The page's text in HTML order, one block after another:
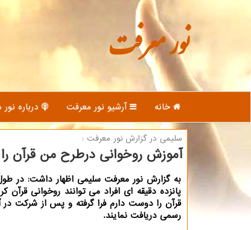
نور معرفت
خانه آرشیو نور معرفت درباره
سلیمی در گزارش نور معرفت :
آموزش روخوانی درطرح من قرآن
به گزارش نور معرفت سلیمی اظهار داشت: در
پانزده دقیقه ای افراد می توانند روخوانی
قرآن را دوست دارم فرا گرفته و پس از شرکت در
رسمی دریافت نمایند.